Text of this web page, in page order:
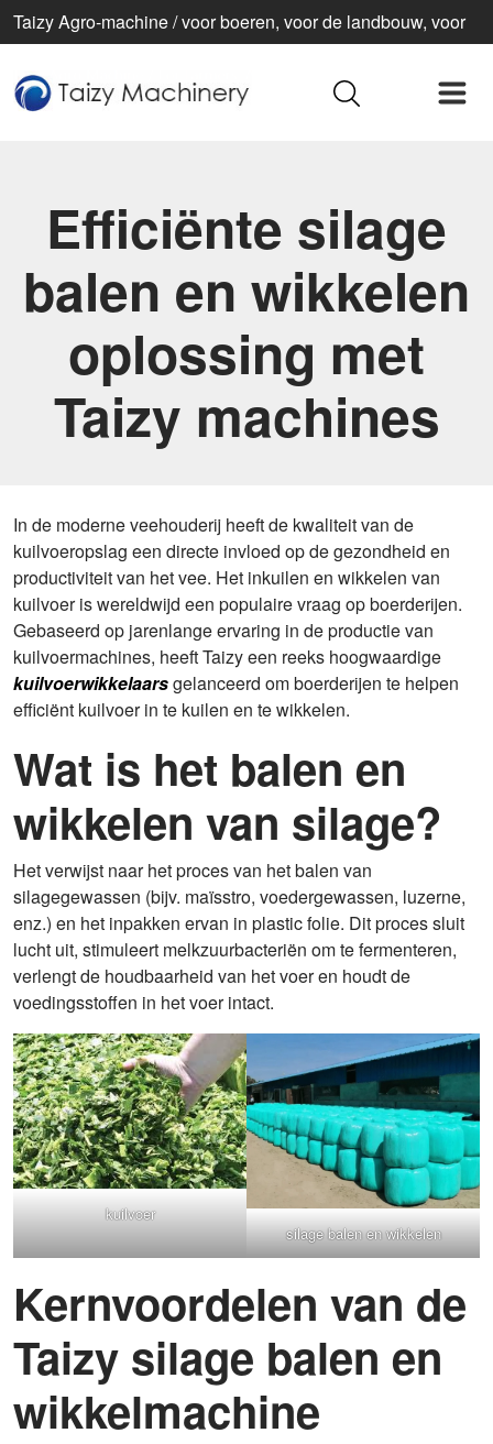
Taizy Agro-machine / voor boeren, voor de landbouw, voor
Efficiënte silage
balen en wikkelen
oplossing met
Taizy machines
In de moderne veehouderij heeft de kwaliteit van de
kuilvoeropslag een directe invloed op de gezondheid en
productiviteit van het vee. Het inkuilen en wikkelen van
kuilvoer is wereldwijd een populaire vraag op boerderijen.
Gebaseerd op jarenlange ervaring in de productie van
kuilvoermachines, heeft Taizy een reeks hoogwaardige
kuilvoerwikkelaarsgelanceerd om boerderijen te helpen
efficiënt kuilvoer in te kuilen en te wikkelen.
Wat is het balen en
wikkelen van silage?
Het verwijst naar het proces van het balen van
silagegewassen (bijv. maïsstro, voedergewassen, luzerne,
enz.) en het inpakken ervan in plastic folie. Dit proces sluit
lucht uit, stimuleert melkzuurbacteriën om te fermenteren,
verlengt de houdbaarheid van het voer en houdt de
voedingsstoffen in het voer intact.
kuilvoer
silage balen en wikkelen
Kernvoordelen van de
Taizy silage balen en
wikkelmachine